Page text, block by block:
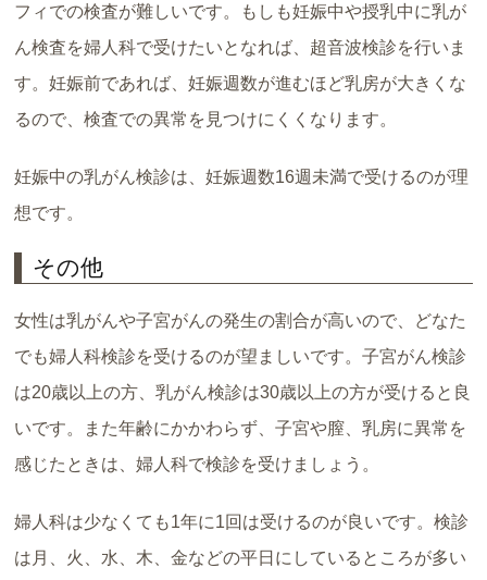
フィでの検査が難しいです。もしも妊娠中や授乳中に乳が
ん検査を婦人科で受けたいとなれば、超音波検診を行いま
す。妊娠前であれば、妊娠週数が進むほど乳房が大きくな
るので、検査での異常を見つけにくくなります。
妊娠中の乳がん検診は、妊娠週数16週未満で受けるのが理
想です。
その他
女性は乳がんや子宮がんの発生の割合が高いので、どなた
でも婦人科検診を受けるのが望ましいです。子宮がん検診
は20歳以上の方、乳がん検診は30歳以上の方が受けると良
いです。また年齢にかかわらず、子宮や膣、乳房に異常を
感じたときは、婦人科で検診を受けましょう。
婦人科は少なくても1年に1回は受けるのが良いです。検診
は月、火、水、木、金などの平日にしているところが多い